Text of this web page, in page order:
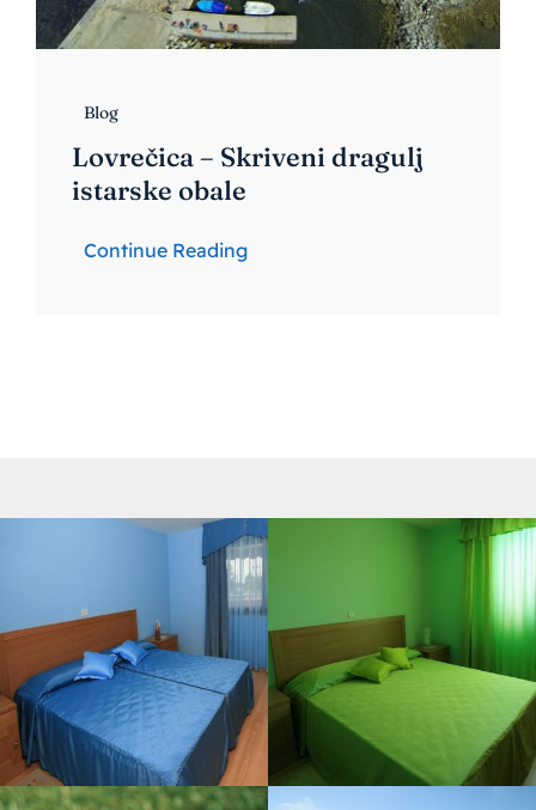
Blog
Lovrečica – Skriveni dragulj
istarske obale
Continue Reading